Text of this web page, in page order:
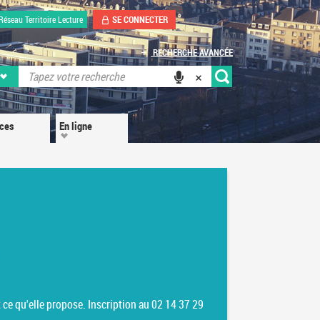
Territoire Lecture SE CONNECTER
RECHERCHE AVANCÉE
En ligne
qu'elle propose. Inscription au 02 14 37 29